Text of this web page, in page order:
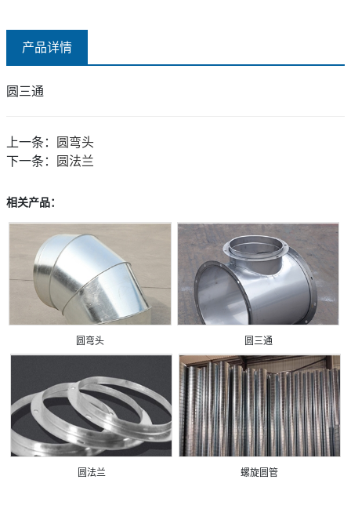
产品详情
圆三通
上一条： 圆弯头
下一条： 圆法兰
相关产品：
圆弯头 圆三通
圆法兰 螺旋圆管